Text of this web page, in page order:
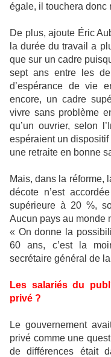
égale, il touchera donc
De plus, ajoute Éric
la durée du travail a
que sur un cadre
sept ans entre les
d’espérance de vie
encore, un cadre
vivre sans problème
qu’un ouvrier, selon
espéraient un
une retraite en bonne
Mais, dans la réforme,
décote n’est
supérieure à 20 %,
Aucun pays au monde
« On donne la
60 ans, c’est la
secrétaire général de
Les salariés du
privé ?
Le gouvernement
privé comme une
de différences était